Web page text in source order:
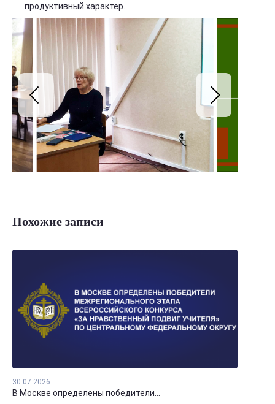
продуктивный характер.
Похожие записи
30.07.2026
В Москве определены победители...